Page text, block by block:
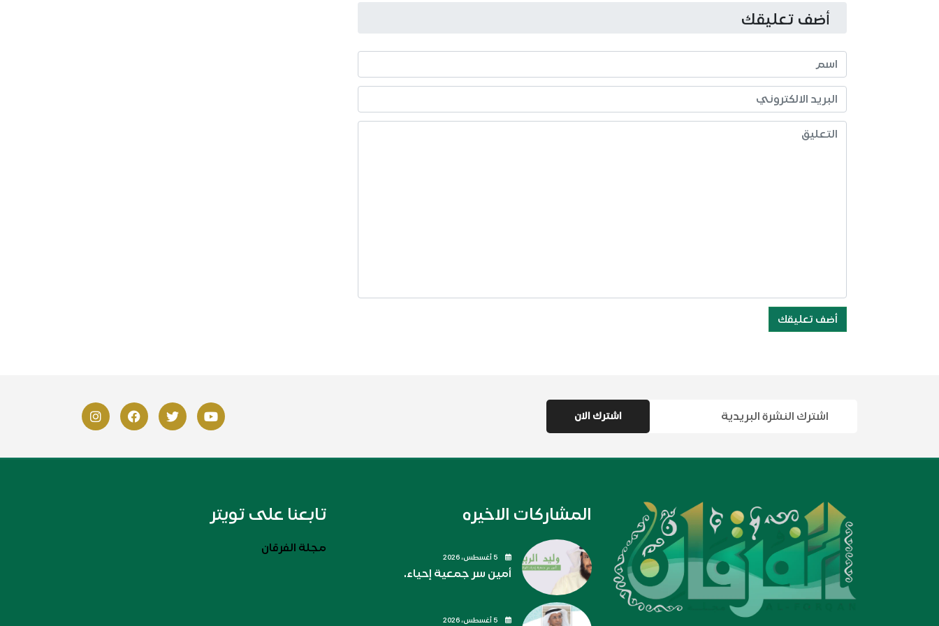
أضف تعليقك
أضف تعليقك
المشاركات الاخيره
أمين سر جمعية إحياء.
تابعنا على تويتر
مجلة الفرقان